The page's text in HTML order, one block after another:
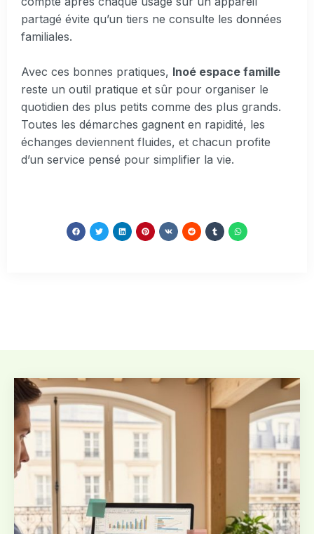
partagé évite qu’un tiers ne consulte les données
familiales.
Avec ces bonnes pratiques, Inoé espace famille
reste un outil pratique et sûr pour organiser le
quotidien des plus petits comme des plus grands.
Toutes les démarches gagnent en rapidité, les
échanges deviennent fluides, et chacun profite
d’un service pensé pour simplifier la vie.